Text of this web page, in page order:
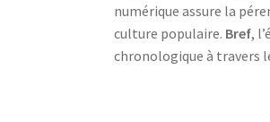
numérique assure la
culture populaire. Bref,
chronologique à travers